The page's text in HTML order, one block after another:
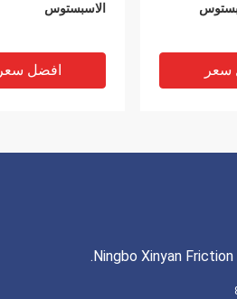
الاسبستوس
افضل سعر سعر
Ningbo Xinyan